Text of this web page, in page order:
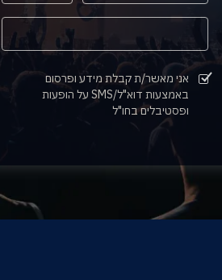
אני מאשר/ת קבלת מידע ופרסום
באמצעות דוא"ל/SMS על הופעות
ופסטיבלים בחו"ל